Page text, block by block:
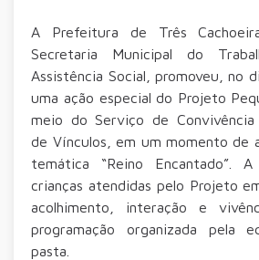
A Prefeitura de Três
Secretaria Municipal do
Assistência Social, promoveu, no
uma ação especial do Projeto
meio do Serviço de
de Vínculos, em um momento de
temática “Reino Encantado”.
crianças atendidas pelo Projeto
acolhimento, interação e
programação organizada pela
pasta.